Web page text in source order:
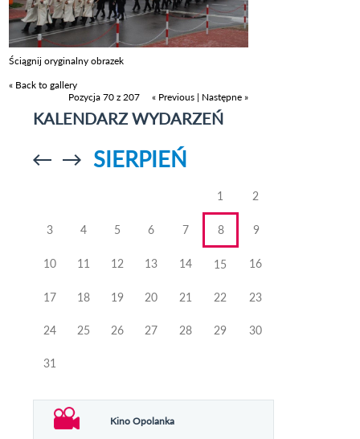
Ściągnij oryginalny obrazek
« Back to gallery
Pozycja 70 z 207
« Previous | Następne »
KALENDARZ WYDARZEŃ
Przejdź doPrzejdź do
SIERPIEŃ
1 2
3 4 5 6 7 8 9
10 11 12 13 14 15 16
17 18 19 20 21 22 23
24 25 26 27 28 29 30
31
Kino Opolanka